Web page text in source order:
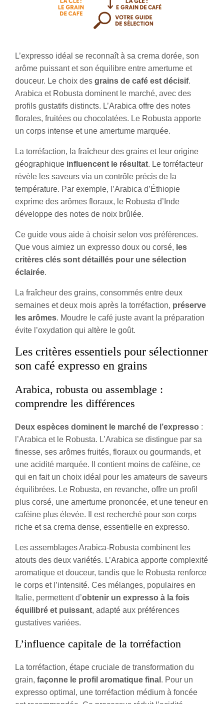
L’expresso idéal se reconnaît à sa crema dorée, son
arôme puissant et son équilibre entre amertume et
douceur. Le choix des grains de café est décisif.
Arabica et Robusta dominent le marché, avec des
profils gustatifs distincts. L’Arabica offre des notes
florales, fruitées ou chocolatées. Le Robusta apporte
un corps intense et une amertume marquée.
La torréfaction, la fraîcheur des grains et leur origine
géographique influencent le résultat. Le torréfacteur
révèle les saveurs via un contrôle précis de la
température. Par exemple, l’Arabica d’Éthiopie
exprime des arômes floraux, le Robusta d’Inde
développe des notes de noix brûlée.
Ce guide vous aide à choisir selon vos préférences.
Que vous aimiez un expresso doux ou corsé, les
critères clés sont détaillés pour une sélection
éclairée.
La fraîcheur des grains, consommés entre deux
semaines et deux mois après la torréfaction, préserve
les arômes. Moudre le café juste avant la préparation
évite l’oxydation qui altère le goût.
Les critères essentiels pour sélectionner
son café expresso en grains
Arabica, robusta ou assemblage :
comprendre les différences
Deux espèces dominent le marché de l’expresso :
l’Arabica et le Robusta. L’Arabica se distingue par sa
finesse, ses arômes fruités, floraux ou gourmands, et
une acidité marquée. Il contient moins de caféine, ce
qui en fait un choix idéal pour les amateurs de saveurs
équilibrées. Le Robusta, en revanche, offre un profil
plus corsé, une amertume prononcée, et une teneur en
caféine plus élevée. Il est recherché pour son corps
riche et sa crema dense, essentielle en expresso.
Les assemblages Arabica-Robusta combinent les
atouts des deux variétés. L’Arabica apporte complexité
aromatique et douceur, tandis que le Robusta renforce
le corps et l’intensité. Ces mélanges, populaires en
Italie, permettent d’obtenir un expresso à la fois
équilibré et puissant, adapté aux préférences
gustatives variées.
L’influence capitale de la torréfaction
La torréfaction, étape cruciale de transformation du
grain, façonne le profil aromatique final . Pour un
expresso optimal, une torréfaction médium à foncée